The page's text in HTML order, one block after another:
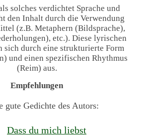
solches verdichtet Sprache und
den Inhalt durch die Verwendung
(z.B. Metaphern (Bildsprache),
etc.). Diese lyrischen
sich durch eine strukturierte Form
und einen spezifischen Rhythmus
(Reim) aus.
Empfehlungen
gute Gedichte des Autors:
Dass du mich liebst